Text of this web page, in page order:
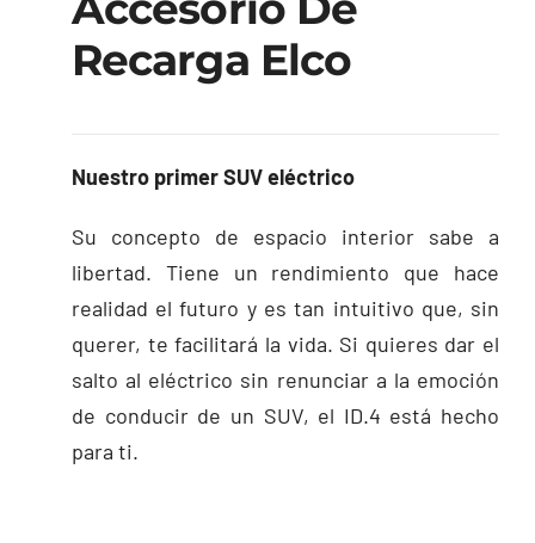
Recarga Elco
Nuestro primer SUV eléctrico
Su concepto de espacio interior sabe a
libertad. Tiene un rendimiento que hace
realidad el futuro y es tan intuitivo que, sin
querer, te facilitará la vida. Si quieres dar el
salto al eléctrico sin renunciar a la emoción
de conducir de un SUV, el ID.4 está hecho
para ti.